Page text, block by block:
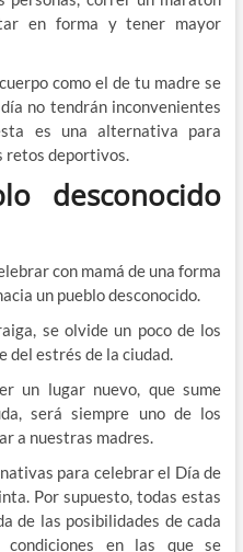
en forma y tener mayor
como el de tu madre se
no tendrán inconvenientes
es una alternativa para
retos deportivos.
desconocido
con mamá de una forma
un pueblo desconocido.
se olvide un poco de los
del estrés de la ciudad.
un lugar nuevo, que sume
será siempre uno de los
a nuestras madres.
para celebrar el Día de
Por supuesto, todas estas
de las posibilidades de cada
en las que se